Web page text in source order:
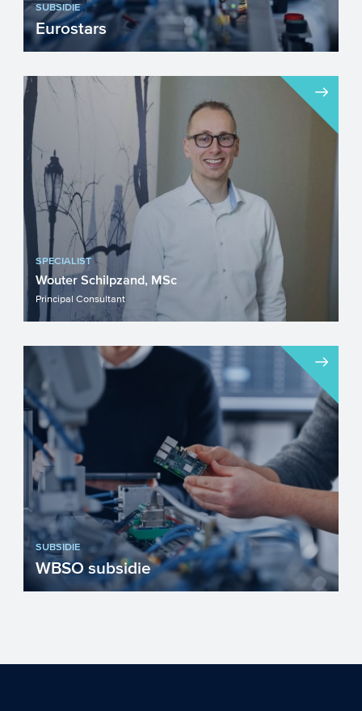
SUBSIDIE
Eurostars
Mkb’ers die nieuwe producten, processen
of diensten sneller op de markt willen
brengen kunnen een ...
SPECIALIST
Wouter Schilpzand, MSc
Principal Consultant
SUBSIDIE
WBSO subsidie
en uitgaven voor R&D-pro...